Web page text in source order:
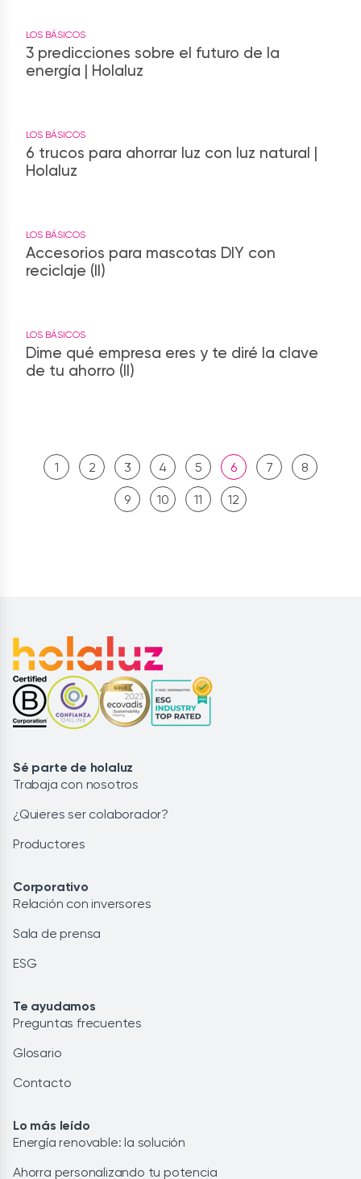
LOS BÁSICOS
3 predicciones sobre el futuro de la
energía | Holaluz
LOS BÁSICOS
6 trucos para ahorrar luz con luz natural |
Holaluz
LOS BÁSICOS
Accesorios para mascotas DIY con
reciclaje (II)
LOS BÁSICOS
Dime qué empresa eres y te diré la clave
de tu ahorro (II)
1 2 3 4 5 6 7 8
9 10 11 12
Sé parte de holaluz
Trabaja con nosotros
¿Quieres ser colaborador?
Productores
Corporativo
Relación con inversores
Sala de prensa
ESG
Te ayudamos
Preguntas frecuentes
Glosario
Contacto
Lo más leído
Energía renovable: la solución
Ahorra personalizando tu potencia